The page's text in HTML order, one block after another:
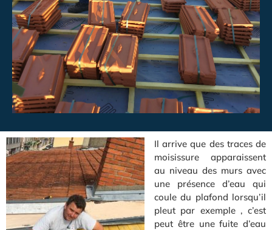
Il arrive que des traces de
moisissure apparaissent
au niveau des murs avec
une présence d’eau qui
coule du plafond lorsqu’il
pleut par exemple , c’est
peut être une fuite d’eau